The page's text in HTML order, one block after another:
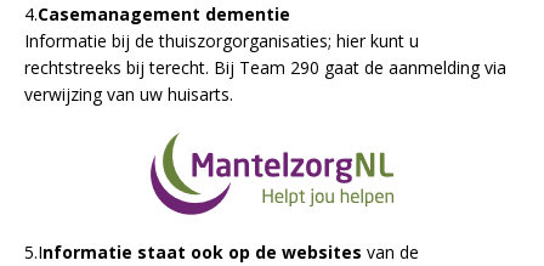
4.Casemanagement dementie
Informatie bij de thuiszorgorganisaties; hier kunt u
rechtstreeks bij terecht. Bij Team 290 gaat de aanmelding via
verwijzing van uw huisarts.
5.Informatie staat ook op de websites van de